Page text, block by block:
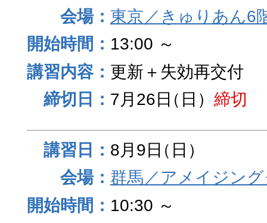
東京／きゅりあん6
13:00 ～
更新＋失効再交付
7月26日（日） 締切
8月9日（日）
群馬／アメイジン
10:30 ～